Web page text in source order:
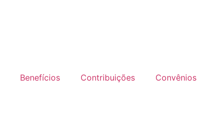
Benefícios Contribuições Convênios